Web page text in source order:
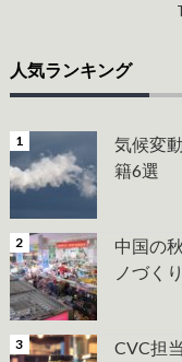
人気ランキング
気候変
籍6選
中国の
ノづく
CVC担